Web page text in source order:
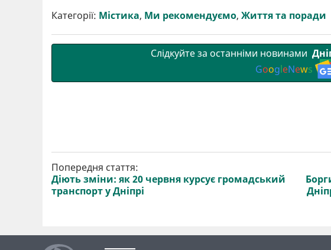
р
и
b
o
t
e
l g
r
s
A
r l
Категорії: Містика, Ми рекомендуємо, Життя та поради
Слідкуйте за останніми новинами
GoogleNews
Попередня стаття:
Діють зміни: як 20 червня курсує громадський
транспорт у Дніпрі